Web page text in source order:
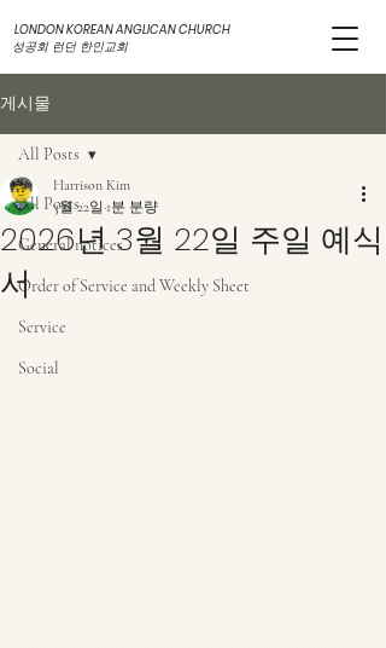
LONDON KOREAN ANGLICAN CHURCH
성공회 런던 한인교회
게시물
All Posts
General notices
Order of Service and Weekly Sheet
Service
Social
All Posts
2026년 3월 22일 주일 예식
서
Harrison Kim
3월 22일 1분 분량